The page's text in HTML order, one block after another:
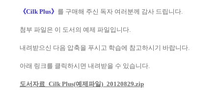
《Cilk Plus》 를 구매해 주신 독자 여러분께 감사 드립니다.
첨부 파일은 이 도서의 예제 파일입니다.
내려받으신 다음 압축을 푸시고 학습에 참고하시기 바랍니다.
아래 링크를 클릭하시면 내려받을 수 있습니다.
도서자료_Cilk Plus(예제파일)_20120829.zip